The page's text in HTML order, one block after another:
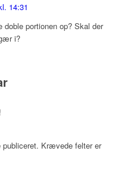
14:31
doble portionen op? Skal der
i?
Krævede felter er